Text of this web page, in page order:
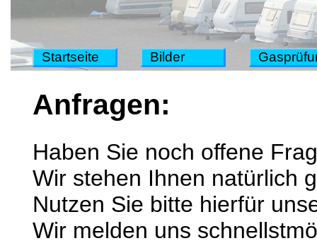
Startseite Bilder
Anfragen:
Haben Sie noch offene
Wir stehen Ihnen natürlich
Nutzen Sie bitte hierfür
Wir melden uns